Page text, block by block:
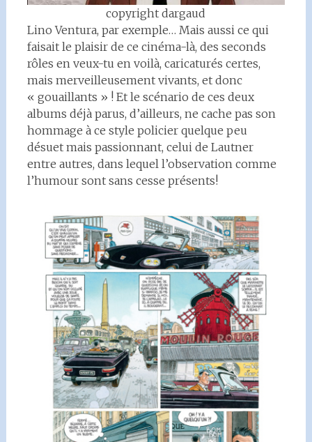
copyright dargaud
Lino Ventura, par exemple… Mais aussi ce qui
faisait le plaisir de ce cinéma-là, des seconds
rôles en veux-tu en voilà, caricaturés certes,
mais merveilleusement vivants, et donc
« gouaillants » ! Et le scénario de ces deux
albums déjà parus, d’ailleurs, ne cache pas son
hommage à ce style policier quelque peu
désuet mais passionnant, celui de Lautner
entre autres, dans lequel l’observation comme
l’humour sont sans cesse présents!